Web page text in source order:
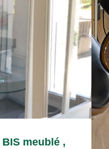
BIS meublé ,